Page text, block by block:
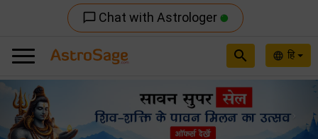
chat_bubble_outline Chat with Astrologer
language हि
search
Previous